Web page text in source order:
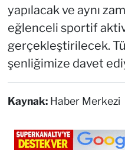
yapılacak ve aynı
eğlenceli sportif
gerçekleştirilecek.
şenliğimize davet
Kaynak: Haber Merkezi